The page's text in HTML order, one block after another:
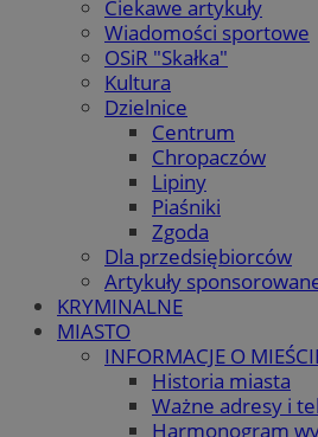
Ciekawe artykuły
Wiadomości sportowe
OSiR "Skałka"
Kultura
Dzielnice
Centrum
Chropaczów
Lipiny
Piaśniki
Zgoda
Dla przedsiębiorców
Artykuły
KRYMINALNE
MIASTO
INFORMACJE O
Historia miasta
Ważne adresy i
Harmonogram